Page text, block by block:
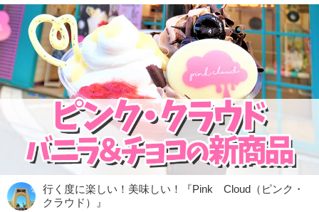
行く度に楽しい！美味しい！『Pink Cloud（ピンク・
クラウド）』